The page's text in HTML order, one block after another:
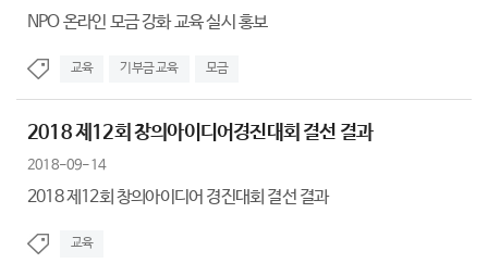
NPO 온라인 모금 강화 교육 실시 홍보
교육 기부금 교육 모금
2018 제12회 창의아이디어경진대회 결선 결과
2018-09-14
2018 제12회 창의아이디어 경진대회 결선 결과
교육